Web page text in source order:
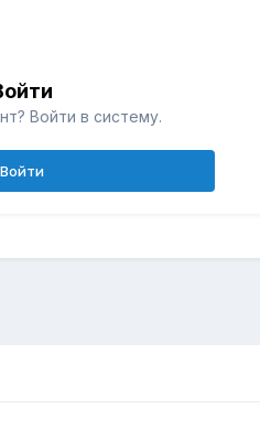
Войти в систему.
Войти